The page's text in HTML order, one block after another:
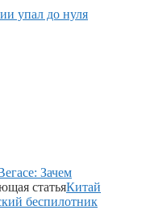
упал до нуля
Зачем
статьяКитай
беспилотник